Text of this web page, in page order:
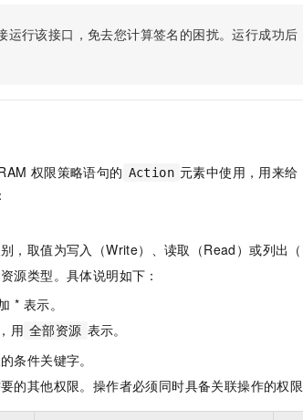
运行该接口，免去您计算签名的困扰。运行成功
权限策略语句的 Action 元素中使用，用来给
，取值为写入（Write）、读取（Read）或列出（
源类型。具体说明如下：
* 表示。
用 全部资源 表示。
条件关键字。
的其他权限。操作者必须同时具备关联操作的权限
模型服务平台百炼-智能体 万有无界
云端极速 AI
刻拥有 DeepSeek-R1 满血版 超强辅助，
电话
定制建站
定制小程序
科研合作